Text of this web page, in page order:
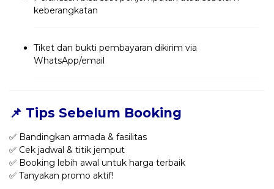
keberangkatan
Tiket dan bukti pembayaran dikirim via
WhatsApp/email
📌 Tips Sebelum Booking
✅ Bandingkan armada & fasilitas
✅ Cek jadwal & titik jemput
✅ Booking lebih awal untuk harga terbaik
✅ Tanyakan promo aktif!